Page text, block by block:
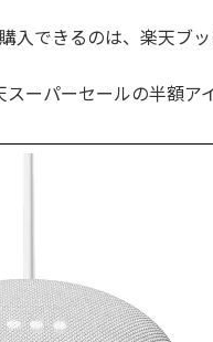
入できるのは、楽天ブッ
ーパーセールの半額ア